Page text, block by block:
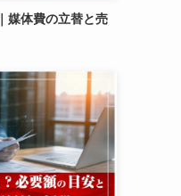
媒体費の立替と売